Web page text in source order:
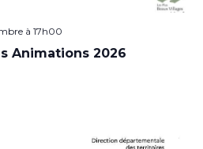
à 17h00
Animations 2026